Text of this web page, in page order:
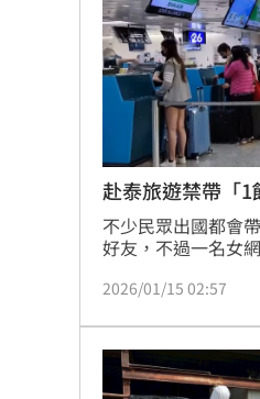
赴泰旅遊禁帶「
萬
不少民眾出國都會
好友，不過一名女
李箱內有4包，趕緊
2026/01/15 02:57